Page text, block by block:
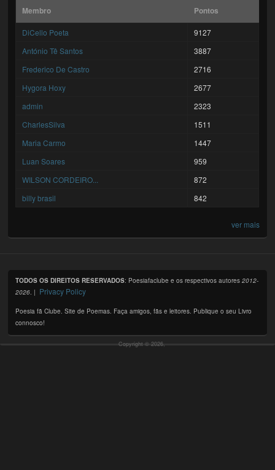
Membro Pontos
DiCello Poeta
9127
António Tê Santos
3887
Frederico De Castro
2716
Hygora Hoxy
2677
admin
2323
CharlesSilva
1511
Maria Carmo
1447
Luan Soares
959
WILSON CORDEIRO...
872
billy brasil
842
ver mais
TODOS OS DIREITOS RESERVADOS: Poesiafaclube e os respectivos autores2012-
2026. | Privacy Policy
Poesia fã Clube. Site de Poemas. Faça amigos, fãs e leitores. Publique o seu Livro
connosco!
Copyright © 2026,